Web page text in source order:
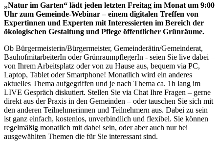
„Natur im Garten“ lädt jeden letzten Freitag im Monat um 9:00
Uhr zum Gemeinde-Webinar – einem digitalen Treffen von
Expertinnen und Experten mit Interessierten im Bereich der
ökologischen Gestaltung und Pflege öffentlicher Grünräume.
Ob Bürgermeisterin/Bürgermeister, Gemeinderätin/Gemeinderat,
BauhofmitarbeiterIn oder GrünraumpflegerIn - seien Sie live dabei –
von Ihrem Arbeitsplatz oder von zu Hause aus, bequem via PC,
Laptop, Tablet oder Smartphone! Monatlich wird ein anderes
aktuelles Thema aufgegriffen und je nach Thema ca. 1h lang im
LIVE Gespräch diskutiert. Stellen Sie via Chat Ihre Fragen – gerne
direkt aus der Praxis in den Gemeinden – oder tauschen Sie sich mit
den anderen Teilnehmerinnen und Teilnehmern aus. Dabei zu sein
ist ganz einfach, kostenlos, unverbindlich und flexibel. Sie können
regelmäßig monatlich mit dabei sein, oder aber auch nur bei
ausgewählten Themen die für Sie interessant sind.